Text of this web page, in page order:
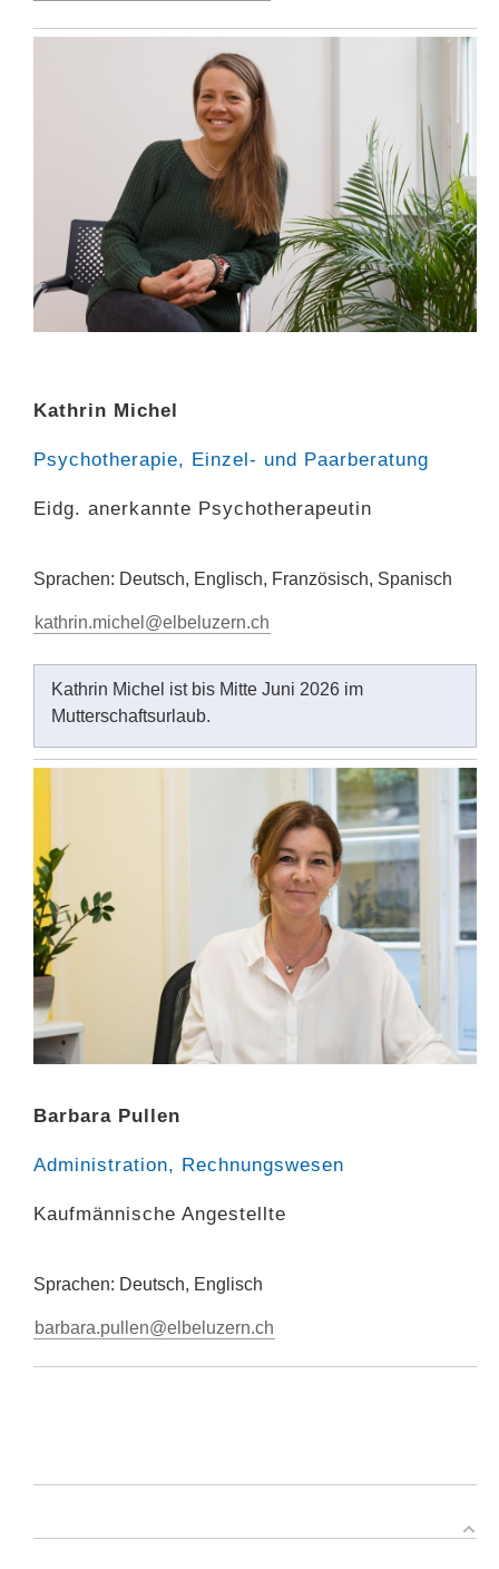
Kathrin Michel
Psychotherapie, Einzel- und Paarberatung
Eidg. anerkannte Psychotherapeutin
Sprachen: Deutsch, Englisch, Französisch, Spanisch
kathrin.michel@elbeluzern.ch
Kathrin Michel ist bis Mitte Juni 2026 im
Mutterschaftsurlaub.
Barbara Pullen
Administration, Rechnungswesen
Kaufmännische Angestellte
Sprachen: Deutsch, Englisch
barbara.pullen@elbeluzern.ch